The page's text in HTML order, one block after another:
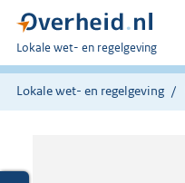
U
bent
hier:
Lokale wet- en regelgeving
Lokale wet- en regelgeving